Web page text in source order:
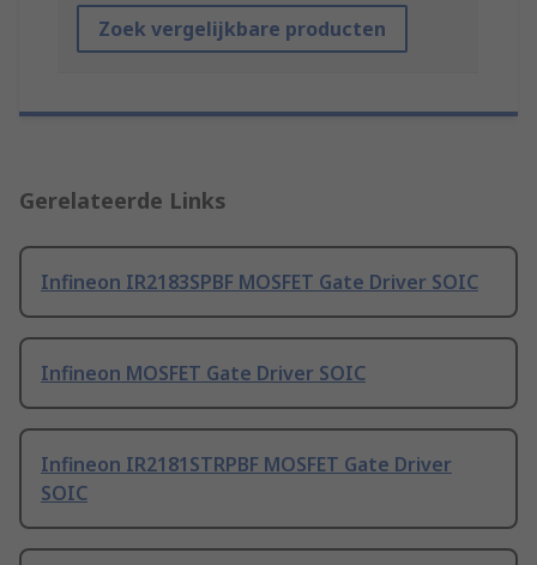
Zoek vergelijkbare producten
Gerelateerde Links
Infineon IR2183SPBF MOSFET Gate Driver SOIC
Infineon MOSFET Gate Driver SOIC
Infineon IR2181STRPBF MOSFET Gate Driver
SOIC